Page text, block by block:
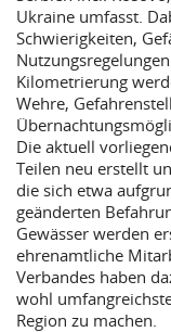
Ukraine umfasst.
Schwierigkeiten,
Kilometrierung
Wehre,
Die aktuell
Teilen neu erstellt
die sich etwa
geänderten
Gewässer werden
ehrenamtliche
Verbandes haben
wohl
Region zu machen.